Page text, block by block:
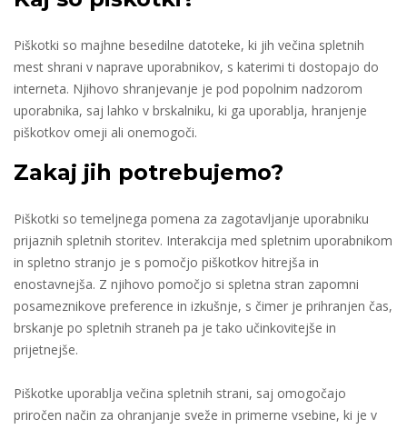
Piškotki so majhne besedilne datoteke, ki jih večina spletnih
mest shrani v naprave uporabnikov, s katerimi ti dostopajo do
interneta. Njihovo shranjevanje je pod popolnim nadzorom
uporabnika, saj lahko v brskalniku, ki ga uporablja, hranjenje
piškotkov omeji ali onemogoči.
Zakaj jih potrebujemo?
Piškotki so temeljnega pomena za zagotavljanje uporabniku
prijaznih spletnih storitev. Interakcija med spletnim uporabnikom
in spletno stranjo je s pomočjo piškotkov hitrejša in
enostavnejša. Z njihovo pomočjo si spletna stran zapomni
posameznikove preference in izkušnje, s čimer je prihranjen čas,
brskanje po spletnih straneh pa je tako učinkovitejše in
prijetnejše.
Piškotke uporablja večina spletnih strani, saj omogočajo
priročen način za ohranjanje sveže in primerne vsebine, ki je v